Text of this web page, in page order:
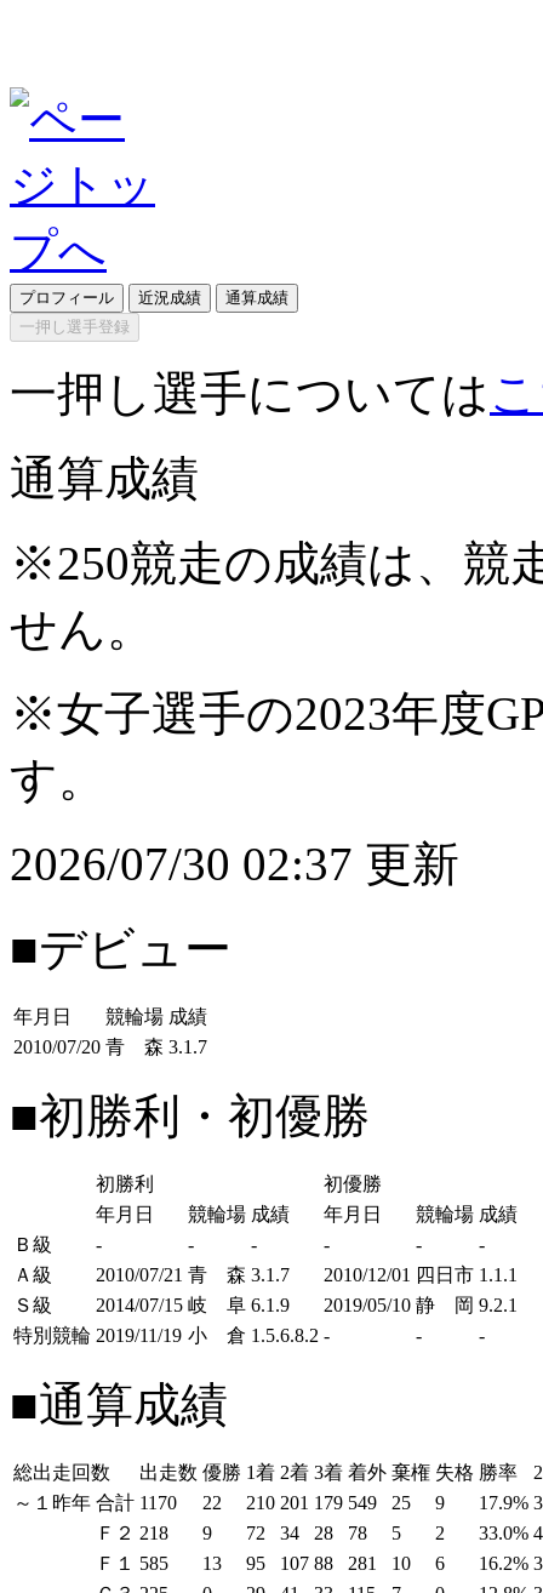
プロフィール 近況成績
通算成績
一押し選手登録
一押し選手については
通算成績
※250競走の成績は、競
せん。
※女子選手の2023年度
す。
2026/07/30 02:37 更新
■デビュー
年月日 競輪場 成績
2010/07/20 青 森 3.1.7
■初勝利・初優勝
初勝利
初優勝
年月日
競輪場 成績 年月日 競輪場 成績
Ｂ級
- - - - -
-
Ａ級
2010/07/21 青 森 3.1.7 2010/12/01 四日市 1.1.1
Ｓ級
2014/07/15 岐 阜 6.1.9 2019/05/10 静 岡 9.2.1
特別競輪 2019/11/19 小 倉 1.5.6.8.2 - - -
■通算成績
総出走回数 出走数 優勝 1着 2着 3着 着外 棄権 失格 勝率
～１昨年 合計 1170 22 210 201 179 549 25 9 17.9%
Ｆ２ 218 9 72 34 28 78 5 2 33.0%
Ｆ１
585 13 95 107 88 281 10 6 16.2%